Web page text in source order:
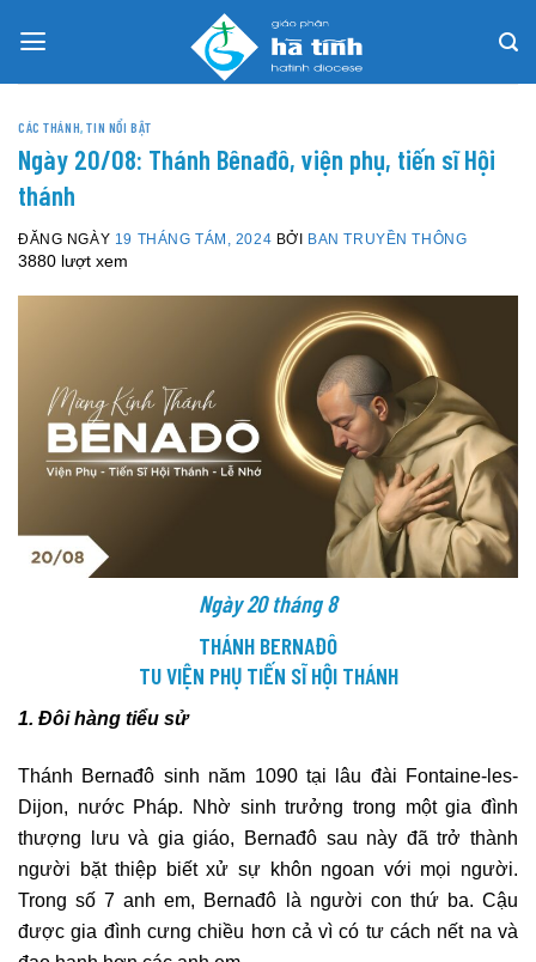
CÁC THÁNH,TIN NỔI BẬT
Ngày 20/08: Thánh Bênađô, viện phụ, tiến sĩ Hội
thánh
ĐĂNG NGÀY 19 THÁNG TÁM, 2024 BỞI BAN TRUYỀN THÔNG
3880 lượt xem
Ngày 20 tháng 8
THÁNH BERNAĐÔ
TU VIỆN PHỤ TIẾN SĨ HỘI THÁNH
1. Đôi hàng tiểu sử
Thánh Bernađô sinh năm 1090 tại lâu đài Fontaine-les-
Dijon, nước Pháp. Nhờ sinh trưởng trong một gia đình
thượng lưu và gia giáo, Bernađô sau này đã trở thành
người bặt thiệp biết xử sự khôn ngoan với mọi người.
Trong số 7 anh em, Bernađô là người con thứ ba. Cậu
được gia đình cưng chiều hơn cả vì có tư cách nết na và